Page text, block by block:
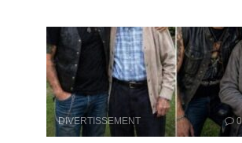
DIVERTISSEMENT 0